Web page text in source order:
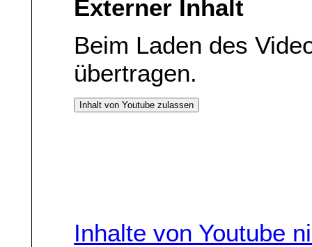
Externer Inhalt
Beim Laden des
übertragen.
Inhalt von Youtube zulassen
Inhalte von Youtube